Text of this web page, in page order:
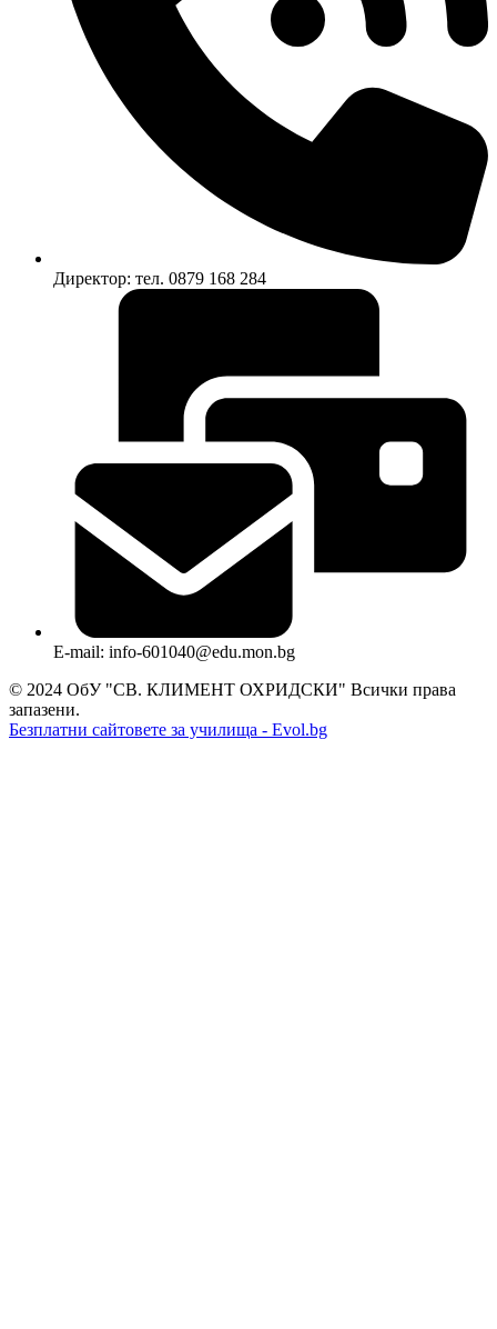
Директор: тел. 0879 168 284
E-mail: info-601040@edu.mon.bg
© 2024 ОбУ "СВ. КЛИМЕНТ ОХРИДСКИ" Всички права
запазени.
Безплатни сайтовете за училища - Evol.bg